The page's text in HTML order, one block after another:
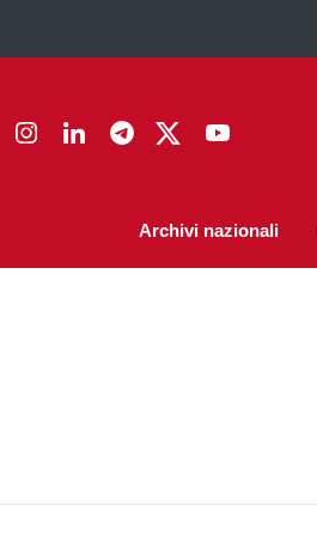
FacebookInstagramLinkedinTelegram
Twitter
Archivi nazionali